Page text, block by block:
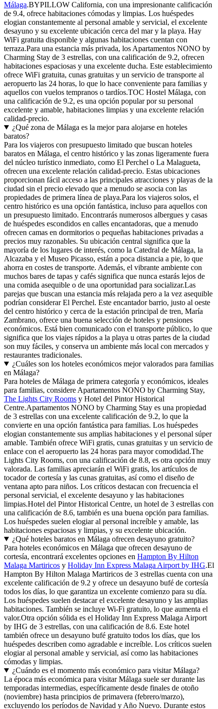
Málaga.BYPILLOW California, con una impresionante calificación
de 9.4, ofrece habitaciones cómodas y limpias. Los huéspedes
elogian constantemente al personal amable y servicial, el excelente
desayuno y su excelente ubicación cerca del mar y la playa. Hay
WiFi gratuita disponible y algunas habitaciones cuentan con
terraza.Para una estancia más privada, los Apartamentos NONO by
Charming Stay de 3 estrellas, con una calificación de 9.2, ofrecen
habitaciones espaciosas y una excelente ducha. Este establecimiento
ofrece WiFi gratuita, cunas gratuitas y un servicio de transporte al
aeropuerto las 24 horas, lo que lo hace conveniente para familias y
aquellos con vuelos tempranos o tardíos.TOC Hostel Málaga, con
una calificación de 9.2, es una opción popular por su personal
excelente y amable, habitaciones limpias y una excelente relación
calidad-precio.
¿Qué zona de Málaga es la mejor para alojarse en hoteles
baratos?
Para los viajeros con presupuesto limitado que buscan hoteles
baratos en Málaga, el centro histórico y las zonas ligeramente fuera
del núcleo turístico inmediato, como El Perchel o La Malagueta,
ofrecen una excelente relación calidad-precio. Estas ubicaciones
proporcionan fácil acceso a las principales atracciones y playas de la
ciudad sin el precio elevado que a menudo se asocia con las
propiedades de primera línea de playa.Para los viajeros solos, el
centro histórico es una opción fantástica, incluso para aquellos con
un presupuesto limitado. Encontrarás numerosos albergues y casas
de huéspedes escondidos en calles encantadoras, que a menudo
ofrecen camas en dormitorios o pequeñas habitaciones privadas a
precios muy razonables. Su ubicación central significa que la
mayoría de los lugares de interés, como la Catedral de Málaga, la
Alcazaba y el Museo Picasso, están a poca distancia a pie, lo que
ahorra en costes de transporte. Además, el vibrante ambiente con
muchos bares de tapas y cafés significa que nunca estarás lejos de
una comida asequible o de una oportunidad para socializar.Las
parejas que buscan una estancia más relajada pero a la vez asequible
podrían considerar El Perchel. Este encantador barrio, justo al oeste
del centro histórico y cerca de la estación principal de tren, María
Zambrano, ofrece una buena selección de hoteles y pensiones
económicos. Está bien comunicado con el transporte público, lo que
significa que los viajes rápidos a la playa u otras partes de la ciudad
son muy fáciles, y conserva un ambiente más local con mercados y
restaurantes tradicionales.
¿Cuáles son los hoteles económicos mejor valorados para familias
en Málaga?
Para hoteles de Málaga de primera categoría y económicos, ideales
para familias, considere Apartamentos NONO by Charming Stay,
The Lights City Rooms y Hotel del Pintor Historical
Centre.Apartamentos NONO by Charming Stay es una propiedad
de 3 estrellas con una excelente calificación de 9.2, lo que la
convierte en una opción fantástica para familias. Los huéspedes
elogian constantemente sus amplias habitaciones y el personal súper
amable. También ofrece WiFi gratis, cunas gratuitas y un servicio de
enlace con el aeropuerto las 24 horas para mayor comodidad.The
Lights City Rooms, con una calificación de 8.8, es otra opción muy
valorada. Las familias apreciarán el WiFi gratis, los artículos de
tocador de cortesía y las cunas gratuitas, así como el diseño de
ventana apto para niños. Los críticos destacan con frecuencia el
personal servicial, el excelente desayuno y las habitaciones
limpias.Hotel del Pintor Historical Centre, un hotel de 3 estrellas con
una calificación de 8.6, también es una buena opción para familias.
Los huéspedes suelen elogiar al personal increíble y amable, las
habitaciones espaciosas y limpias, y su excelente ubicación.
¿Qué hoteles baratos en Málaga ofrecen desayuno gratuito?
Para hoteles económicos en Málaga que ofrecen desayuno de
cortesía, encontrará excelentes opciones en Hampton By Hilton
Malaga Martiricos y Holiday Inn Express Malaga Airport by IHG.El
Hampton By Hilton Malaga Martiricos de 3 estrellas cuenta con una
excelente calificación de 9.2 y ofrece un desayuno bufé de cortesía
todos los días, lo que garantiza un excelente comienzo para su día.
Los huéspedes suelen destacar el excelente desayuno y las amplias
habitaciones. También se incluye Wi-Fi gratuito, lo que aumenta el
valor.Otra opción sólida es el Holiday Inn Express Malaga Airport
by IHG de 3 estrellas, con una calificación de 8.6. Este hotel
también ofrece un desayuno bufé gratuito todos los días, que los
huéspedes describen como agradable e increíble. Los críticos suelen
elogiar al personal amable y servicial, así como las habitaciones
cómodas y limpias.
¿Cuándo es el momento más económico para visitar Málaga?
La época más económica para visitar Málaga suele ser durante las
temporadas intermedias, específicamente desde finales de otoño
(noviembre) hasta principios de primavera (febrero/marzo),
excluyendo los períodos de Navidad y Año Nuevo. Durante estos